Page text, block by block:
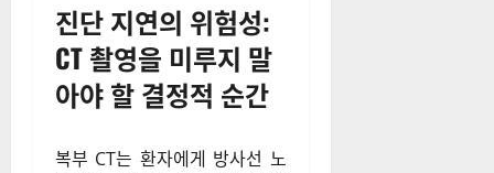
진단 지연의 위험성:
CT 촬영을 미루지 말
아야 할 결정적 순간
복부 CT는 환자에게 방사선 노